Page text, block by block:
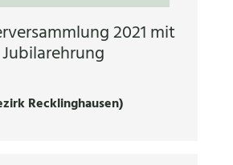
2021 mit
Jubilarehrung
Recklinghausen)